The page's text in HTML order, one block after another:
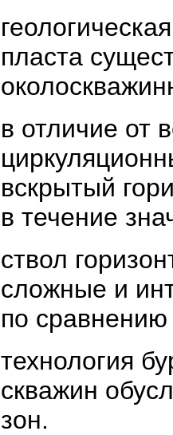
пласта
в отличие от
вскрытый
в течение
ствол
сложные и
по
технология
скважин
зон.